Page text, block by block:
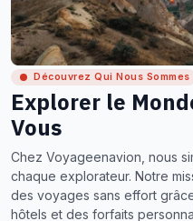
Découvrez Qui Nous Sommes
Explorer le
Vous
Chez Voyageenavion, nous
chaque explorateur. Notre
des voyages sans effort
hôtels et des forfaits